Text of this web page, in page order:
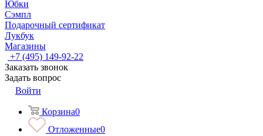
Юбки
Сэмпл
Подарочный сертификат
Лукбук
Магазины
+7 (495) 149-92-22
Заказать звонок
Задать вопрос
Войти
Корзина0
Отложенные0